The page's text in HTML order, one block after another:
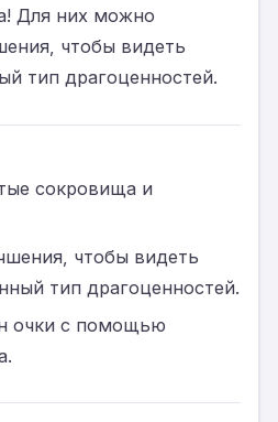
Для них можно
чтобы видеть
тип драгоценностей.
сокровища и
чтобы видеть
тип драгоценностей.
очки с помощью